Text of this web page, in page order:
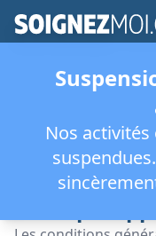
1. Généralités
Nos